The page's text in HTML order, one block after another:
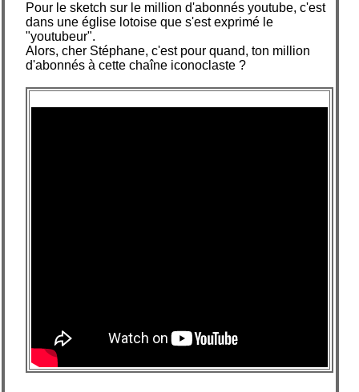
Pour le sketch sur le million d'abonnés youtube, c'est
dans une église lotoise que s'est exprimé le
"youtubeur".
Alors, cher Stéphane, c'est pour quand, ton million
d'abonnés à cette chaîne iconoclaste ?